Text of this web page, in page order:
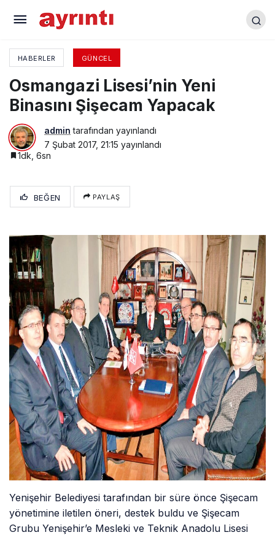
HABERLER GÜNCEL
Osmangazi Lisesi’nin Yeni
Binasını Şişecam Yapacak
admin tarafından yayınlandı
7 Şubat 2017, 21:15 yayınlandı
1dk, 6sn
BEĞEN PAYLAŞ
Yenişehir Belediyesi tarafından bir süre önce Şişecam
yönetimine iletilen öneri, destek buldu ve Şişecam
Grubu Yenişehir’e Mesleki ve Teknik Anadolu Lisesi
Mehmet Kerim Vefat Etti